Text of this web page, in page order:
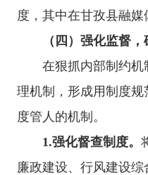
度，其中在甘孜县融媒
（四） 强化监督，
在狠抓内部制约
理机制，形成用制度规
度管人的机制。
1.强化督查制度。
廉政建设、行风建设